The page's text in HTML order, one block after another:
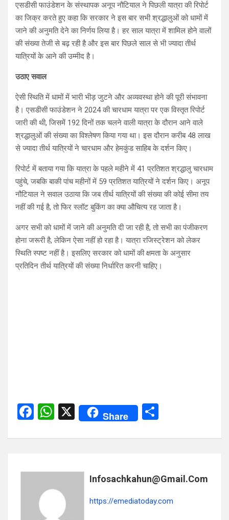
एसडीसी फाउंडेशन के संस्थापक अनूप नौटियाल ने पिछली यात्रा की रिपोर्ट
का जिक्र करते हुए कहा कि सरकार ने इस बार सभी श्रद्धालुओं को धामों में
जाने की अनुमति देने का निर्णय लिया है। हर साल यात्रा में शामिल होने वालों
की संख्या तेजी से बढ़ रही है और इस बार पिछले साल से भी ज्यादा तीर्थ
यात्रियों के आने की उम्मीद है।
उठाए सवाल
ऐसी स्थिति में धामों में भारी भीड़ जुटने और अव्यवस्था होने की पूरी संभावना
है। एसडीसी फाउंडेशन ने 2024 की चारधाम यात्रा पर एक विस्तृत रिपोर्ट
जारी की थी, जिसमें 192 दिनों तक चलने वाली यात्रा के दौरान आने वाले
श्रद्धालुओं की संख्या का विश्लेषण किया गया था। इस दौरान करीब 48 लाख
से ज्यादा तीर्थ यात्रियों ने चारधाम और हेमकुंड साहिब के दर्शन किए।
रिपोर्ट में बताया गया कि यात्रा के पहले महीने में 41 प्रतिशत श्रद्धालु चारधाम
पहुंचे, जबकि बाकी पांच महीनों में 59 प्रतिशत यात्रियों ने दर्शन किए। अनूप
नौटियाल ने सवाल उठाया कि जब तीर्थ यात्रियों की संख्या की कोई सीमा तय
नहीं की गई है, तो फिर स्लॉट बुकिंग का क्या औचित्य रह जाता है।
अगर सभी को धामों में जाने की अनुमति दी जा रही है, तो सभी का पंजीकरण
होना जरूरी है, लेकिन ऐसा नहीं हो रहा है। यात्रा रजिस्ट्रेशन को लेकर
स्थिति स्पष्ट नहीं है। इसलिए सरकार को धामों की क्षमता के अनुसार
प्रतिदिन तीर्थ यात्रियों की संख्या निर्धारित करनी चाहिए।
F
ce
o
o
k
W
at
A
p
p
X Share
ar
Infosachkahun@gmail.com
https://emediatoday.com